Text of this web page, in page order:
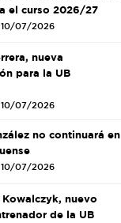
el curso 2026/27
10/07/2026
nueva
para la UB
10/07/2026
no continuará en
10/07/2026
nuevo
de la UB